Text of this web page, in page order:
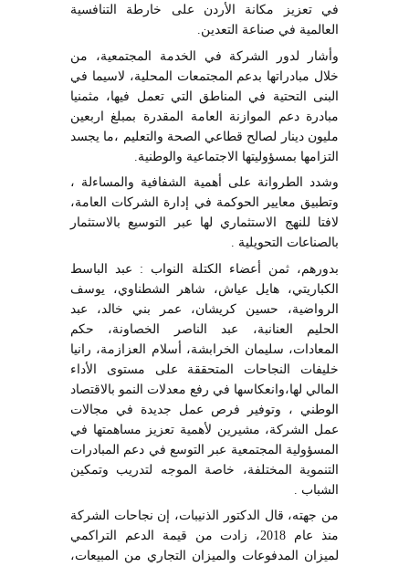
في تعزيز مكانة الأردن على خارطة التنافسية
العالمية في صناعة التعدين.
وأشار لدور الشركة في الخدمة المجتمعية، من
خلال مبادراتها بدعم المجتمعات المحلية، لاسيما في
البنى التحتية في المناطق التي تعمل فيها، مثمنيا
مبادرة دعم الموازنة العامة المقدرة بمبلغ اربعين
مليون دينار لصالح قطاعي الصحة والتعليم ،ما يجسد
التزامها بمسؤوليتها الاجتماعية والوطنية.
وشدد الطروانة على أهمية الشفافية والمساءلة ،
وتطبيق معايير الحوكمة في إدارة الشركات العامة،
لافتا للنهج الاستثماري لها عبر التوسيع بالاستثمار
بالصناعات التحويلية .
بدورهم، ثمن أعضاء الكتلة النواب : عبد الباسط
الكباريتي، هايل عياش، شاهر الشطناوي، يوسف
الرواضية، حسين كريشان، عمر بني خالد، عبد
الحليم العنانبة، عبد الناصر الخصاونة، حكم
المعادات، سليمان الخرابشة، أسلام العزازمة، رانيا
خليفات النجاحات المتحققة على مستوى الأداء
المالي لها،وانعكاسها في رفع معدلات النمو بالاقتصاد
الوطني ، وتوفير فرص عمل جديدة في مجالات
عمل الشركة، مشيرين لأهمية تعزيز مساهمتها في
المسؤولية المجتمعية عبر التوسع في دعم المبادرات
التنموية المختلفة، خاصة الموجه لتدريب وتمكين
الشباب .
من جهته، قال الدكتور الذنيبات، إن نجاحات الشركة
منذ عام 2018، زادت من قيمة الدعم التراكمي
لميزان المدفوعات والميزان التجاري من المبيعات،